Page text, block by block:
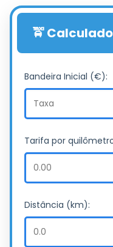
🚖
Bandeira Inicial (€):
Tarifa por
Distância (km):